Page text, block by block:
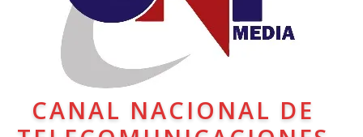
CANAL NACIONAL DE